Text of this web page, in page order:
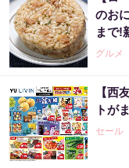
のお
まで!
グルメ
【西
トが
セール